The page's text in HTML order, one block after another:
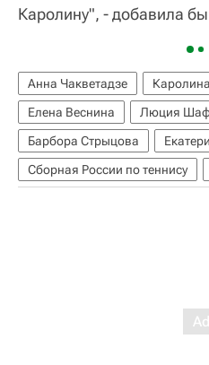
Каролину", - добавила
Анна Чакветадзе
Елена Веснина
Люция
Барбора Стрыцова
Сборная России по теннису